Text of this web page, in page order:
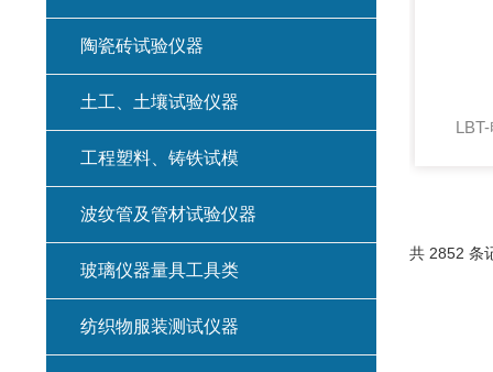
共 2852 条
陶瓷砖试验仪器
土工、土壤试验仪器
工程塑料、铸铁试模
波纹管及管材试验仪器
玻璃仪器量具工具类
纺织物服装测试仪器